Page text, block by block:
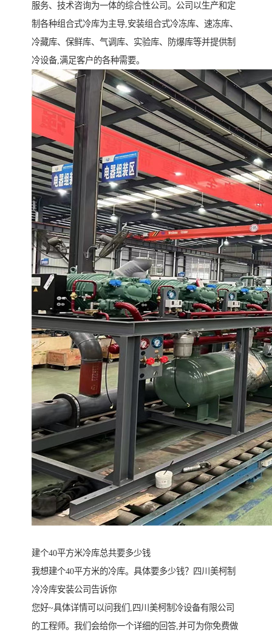
服务、技术咨询为一体的综合性公司。公司以生产和定
制各种组合式冷库为主导,安装组合式冷冻库、速冻库、
冷藏库、保鲜库、气调库、实验库、防爆库等并提供制
冷设备,满足客户的各种需要。
建个40平方米冷库总共要多少钱
我想建个40平方米的冷库。具体要多少钱？四川美柯制
冷冷库安装公司告诉你
您好~具体详情可以问我们,四川美柯制冷设备有限公司
的工程师。我们会给你一个详细的回答,并可为你免费做